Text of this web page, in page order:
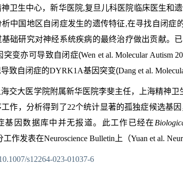
卫生中心，新华医院,复旦儿科医院临床医生和
中国地区自闭症发生的遗传特征,在寻找自闭症
础研究对神经系统疾病的最终治疗做出贡献。
突变亦可导致自闭症(Wen et al. Molecular Autism
致自闭症的DYRK1A基因突变(Dang et al.
交大医学院附属新华医院李斐主任，上海精神
作，分析得到了22个统计显著的孤独症候选基
基因数据库中并无报道。此工作已经在
工作发表在Neuroscience Bulletin 上 （Yuan et al.
s12264-023-01037-6